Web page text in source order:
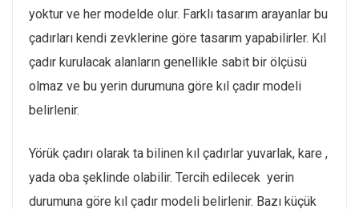
yoktur ve her modelde olur. Farklı tasarım arayanlar bu
çadırları kendi zevklerine göre tasarım yapabilirler. Kıl
çadır kurulacak alanların genellikle sabit bir ölçüsü
olmaz ve bu yerin durumuna göre kıl çadır modeli
belirlenir.
Yörük çadırı olarak ta bilinen kıl çadırlar yuvarlak, kare ,
yada oba şeklinde olabilir. Tercih edilecek yerin
durumuna göre kıl çadır modeli belirlenir. Bazı küçük